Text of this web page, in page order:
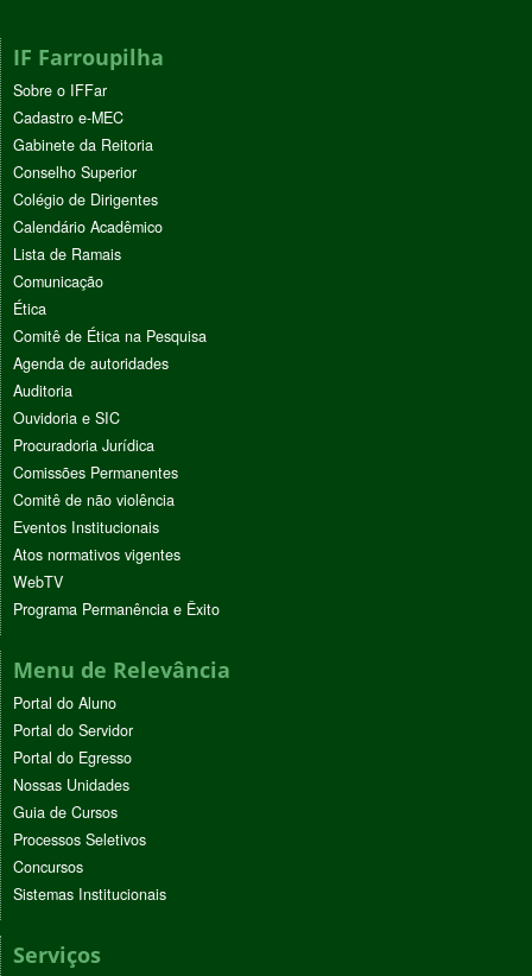
IF Farroupilha
Sobre o IFFar
Cadastro e-MEC
Gabinete da Reitoria
Conselho Superior
Colégio de Dirigentes
Calendário Acadêmico
Lista de Ramais
Comunicação
Ética
Comitê de Ética na Pesquisa
Agenda de autoridades
Auditoria
Ouvidoria e SIC
Procuradoria Jurídica
Comissões Permanentes
Comitê de não violência
Eventos Institucionais
Atos normativos vigentes
WebTV
Programa Permanência e Êxito
Menu de Relevância
Portal do Aluno
Portal do Servidor
Portal do Egresso
Nossas Unidades
Guia de Cursos
Processos Seletivos
Concursos
Sistemas Institucionais
Serviços